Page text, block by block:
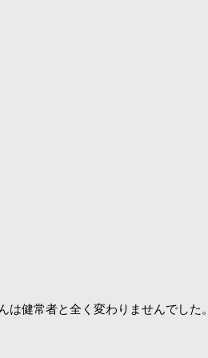
健常者と全く変わりませんでした。